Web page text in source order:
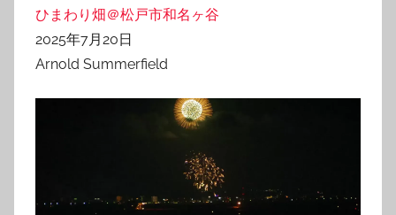
ひまわり畑＠松戸市和名ヶ谷
2025年7月20日
Arnold Summerfield